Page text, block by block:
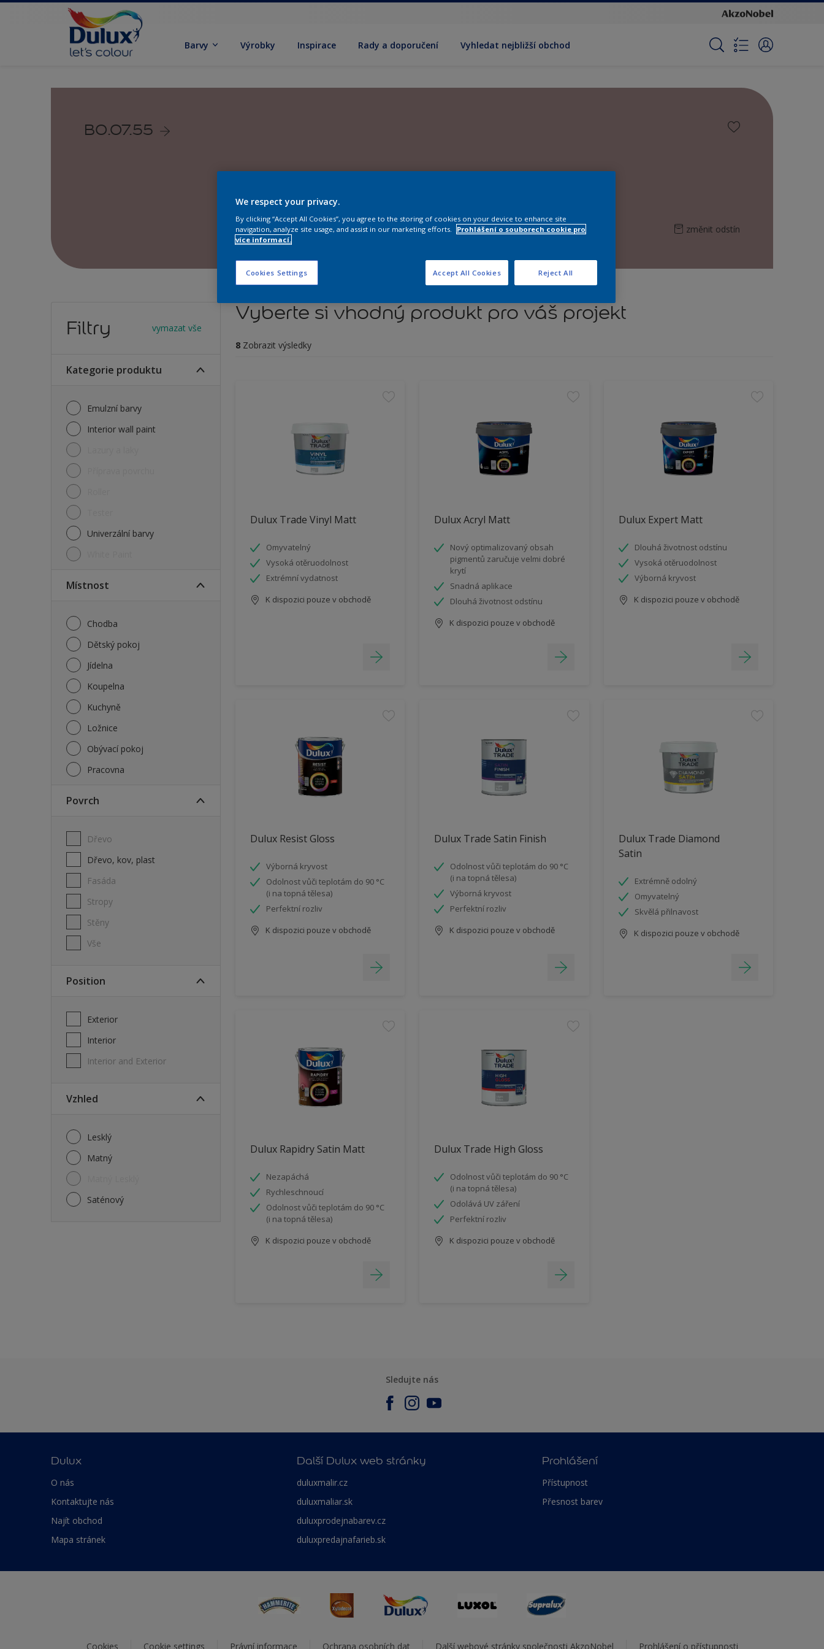
Barvy Výrobky Inspirace Rady a doporučení Vyhledat nejbližší obchod
B0.07.55
změnit odstín
Filtry vymazat vše
Kategorie produktu
Emulzní barvy
Interior wall paint
Univerzální barvy
Místnost
Chodba
Dětský pokoj
Jídelna
Koupelna
Kuchyně
Ložnice
Obývací pokoj
Pracovna
Povrch
Dřevo
Dřevo, kov, plast
Fasáda
Stropy
Stěny
Vše
Position
Exterior
Interior
Interior and Exterior
Vzhled
Lesklý
Matný
Saténový
Vyberte si vhodný produkt pro váš projekt
8 Zobrazit výsledky
Dulux Trade Vinyl Matt
Omyvatelný
Vysoká otěruodolnost
Extrémní vydatnost
K dispozici pouze v obchodě
Dulux Acryl Matt
Nový optimalizovaný obsah
pigmentů zaručuje velmi dobré
krytí
Snadná aplikace
Dlouhá životnost odstínu
K dispozici pouze v obchodě
Dulux Expert Matt
Dlouhá životnost odstínu
Vysoká otěruodolnost
Výborná kryvost
K dispozici pouze v obchodě
Dulux Resist Gloss
Výborná kryvost
Odolnost vůči teplotám do 90 °C
(i na topná tělesa)
Perfektní rozliv
K dispozici pouze v obchodě
Dulux Trade Satin Finish
Odolnost vůči teplotám do 90 °C
(i na topná tělesa)
Výborná kryvost
Perfektní rozliv
K dispozici pouze v obchodě
Dulux Trade Diamond
Satin
Extrémně odolný
Omyvatelný
Skvělá přilnavost
K dispozici pouze v obchodě
Dulux Rapidry Satin Matt
Nezapáchá
Rychleschnoucí
Odolnost vůči teplotám do 90 °C
(i na topná tělesa)
K dispozici pouze v obchodě
Dulux Trade High Gloss
Odolnost vůči teplotám do 90 °C
(i na topná tělesa)
Odolává UV záření
Perfektní rozliv
K dispozici pouze v obchodě
Sledujte nás
Dulux
O nás
Kontaktujte nás
Najít obchod
Mapa stránek
Další Dulux web stránky
duluxmalir.cz
duluxmaliar.sk
duluxprodejnabarev.cz
duluxpredajnafarieb.sk
Prohlášení
Přístupnost
Přesnost barev
Cookies Cookie settings Právní informace Ochrana osobních dat Další webové stránky společnosti AkzoNobel Prohlášení o přístupnosti
We respect your privacy.
By clicking “Accept All Cookies”, you agree to the storing of cookies on your device to enhance site
navigation, analyze site usage, and assist in our marketing efforts.
Prohlášení o souborech cookie pro
více informací.
Cookies Settings Reject All
Accept All Cookies